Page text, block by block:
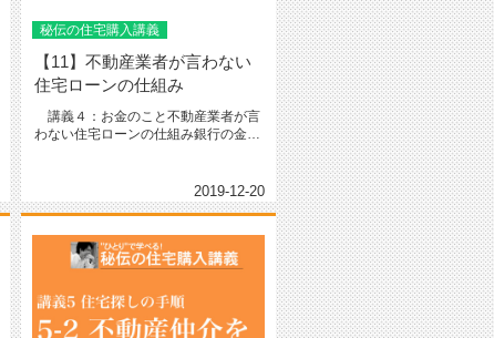
秘伝の住宅購入講義
【11】不動産業者が言わない
住宅ローンの仕組み
講義４：お金のこと不動産業者が言
わない住宅ローンの仕組み銀行の金利
2019-12-20